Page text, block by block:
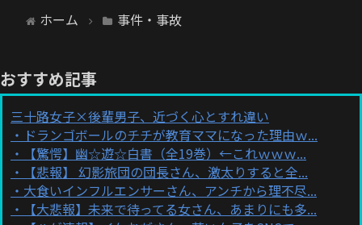
ホーム 事件・事故
おすすめ記事
三十路女子×後輩男子、近づく心とすれ違い
ドランゴボールのチチが教育ママになった理由ｗ...
【驚愕】幽☆遊☆白書（全19巻）←これｗｗｗ...
【悲報】 幻影旅団の団長さん、激太りすると全...
大食いインフルエンサーさん、アンチから理不尽...
【大悲報】未来で待ってる女さん、あまりにも多...